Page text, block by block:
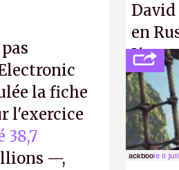
la fiche
l'exercice
38,7
—,
en
ackboole 11